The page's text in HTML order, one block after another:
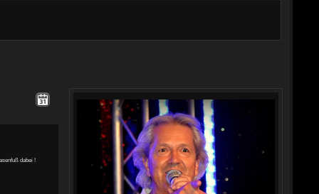
dabei !